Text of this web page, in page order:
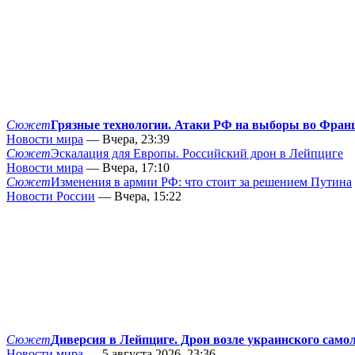
СюжетГрязные технологии. Атаки РФ на выборы во
Новости мира — Вчера, 23:39
СюжетЭскалация для Европы. Российский дрон в Лейпциге
Новости мира — Вчера, 17:10
СюжетИзменения в армии РФ: что стоит за решением Путина
Новости России — Вчера, 15:22
СюжетДиверсия в Лейпциге. Дрон возле украинского